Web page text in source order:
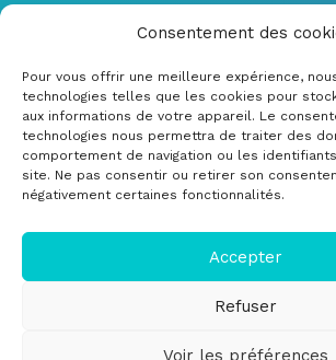
Consentement des
Pour vous offrir une meilleure expérience,
technologies telles que les cookies pour
aux informations de votre appareil. Le
technologies nous permettra de traiter des
comportement de navigation ou les
site. Ne pas consentir ou retirer son
négativement certaines fonctionnalités.
Accepter
Refuser
Voir les préférences
© CRDM Developpements 2022
Soumettre un bug ou une